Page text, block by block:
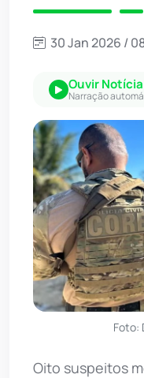
30 Jan 2026 /
Ouvir Notícia
Narração
Foto:
Oito suspeitos